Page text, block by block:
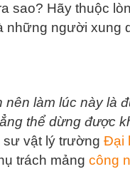
sao? Hãy thuộc
những người xung
nên làm lúc này là
thể dừng được
sư vật lý trường Đại
trách mảng công